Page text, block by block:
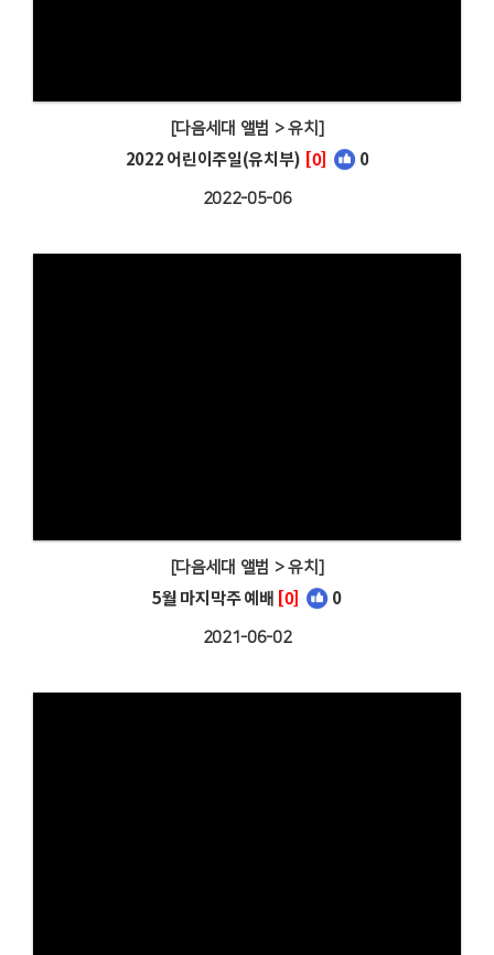
[다음세대 앨범 > 유치]
2022 어린이주일(유치부) [0] 0
2022-05-06
[다음세대 앨범 > 유치]
5월 마지막주 예배 [0] 0
2021-06-02